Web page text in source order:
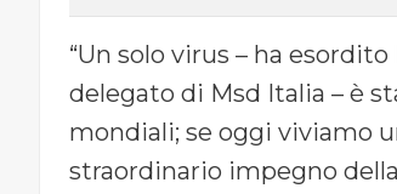
“Un solo virus – ha
delegato di Msd Italia – è
mondiali; se oggi viviamo
straordinario impegno